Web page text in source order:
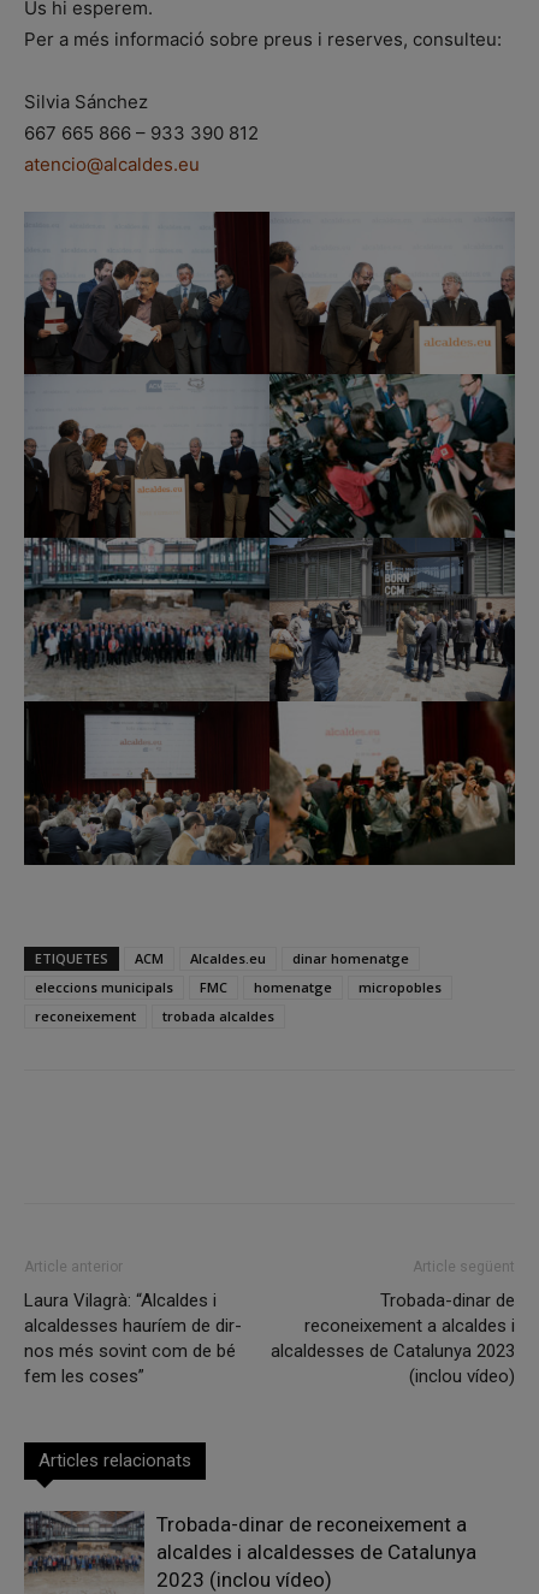
Us hi esperem.
Per a més informació sobre preus i reserves, consulteu:
Silvia Sánchez
667 665 866 – 933 390 812
atencio@alcaldes.eu
ETIQUETES ACM Alcaldes.eu
dinar homenatge
eleccions municipals
FMC homenatge
micropobles
reconeixement
trobada alcaldes
Article anterior
Laura Vilagrà: “Alcaldes i
alcaldesses hauríem de dir-
nos més sovint com de bé
fem les coses”
Article següent
Trobada-dinar de
reconeixement a alcaldes i
alcaldesses de Catalunya 2023
(inclou vídeo)
Articles relacionats
Trobada-dinar de reconeixement a
alcaldes i alcaldesses de Catalunya
2023 (inclou vídeo)